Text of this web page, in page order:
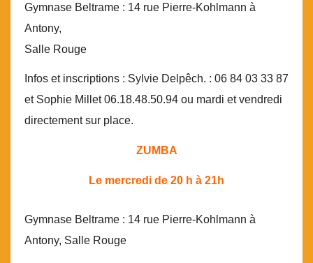
Gymnase Beltrame : 14 rue Pierre-Kohlmann à
Antony,
Salle Rouge
Infos et inscriptions : Sylvie Delpêch. : 06 84 03 33 87
et Sophie Millet 06.18.48.50.94 ou mardi et vendredi
directement sur place.
ZUMBA
Le mercredi de 20 h à 21h
Gymnase Beltrame : 14 rue Pierre-Kohlmann à
Antony, Salle Rouge